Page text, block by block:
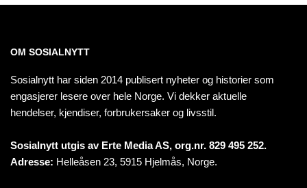
OM SOSIALNYTT
Sosialnytt har siden 2014 publisert nyheter og historier som
engasjerer lesere over hele Norge. Vi dekker aktuelle
hendelser, kjendiser, forbrukersaker og livsstil.
Sosialnytt utgis av Erte Media AS, org.nr. 829 495 252.
Adresse: Helleåsen 23, 5915 Hjelmås, Norge.